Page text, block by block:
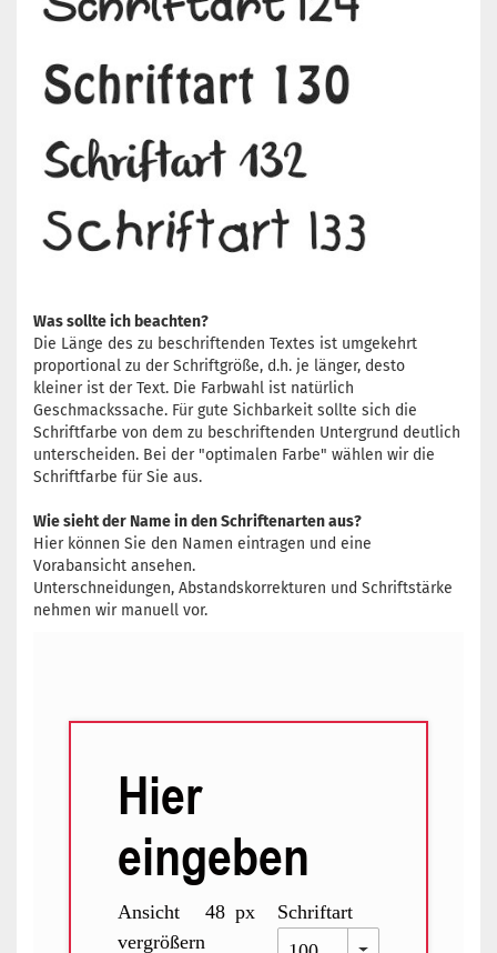
Was sollte ich beachten?
Die Länge des zu beschriftenden Textes ist umgekehrt
proportional zu der Schriftgröße, d.h. je länger, desto
kleiner ist der Text. Die Farbwahl ist natürlich
Geschmackssache. Für gute Sichbarkeit sollte sich die
Schriftfarbe von dem zu beschriftenden Untergrund deutlich
unterscheiden. Bei der "optimalen Farbe" wählen wir die
Schriftfarbe für Sie aus.
Wie sieht der Name in den Schriftenarten aus?
Hier können Sie den Namen eintragen und eine
Vorabansicht ansehen.
Unterschneidungen, Abstandskorrekturen und Schriftstärke
nehmen wir manuell vor.